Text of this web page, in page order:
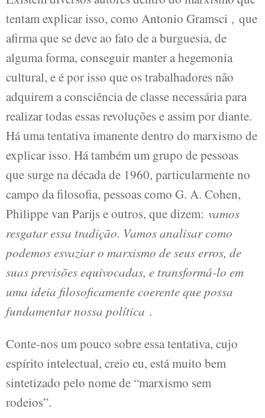
tentam explicar isso, como Antonio Gramsci , que
afirma que se deve ao fato de a burguesia, de
alguma forma, conseguir manter a hegemonia
cultural, e é por isso que os trabalhadores não
adquirem a consciência de classe necessária para
realizar todas essas revoluções e assim por diante.
Há uma tentativa imanente dentro do marxismo de
explicar isso. Há também um grupo de pessoas
que surge na década de 1960, particularmente no
campo da filosofia, pessoas como G. A. Cohen,
Philippe van Parijs e outros, que dizem: vamos
resgatar essa tradição. Vamos analisar como
podemos esvaziar o marxismo de seus erros, de
suas previsões equivocadas, e transformá-lo em
uma ideia filosoficamente coerente que possa
fundamentar nossa política .
Conte-nos um pouco sobre essa tentativa, cujo
espírito intelectual, creio eu, está muito bem
sintetizado pelo nome de “marxismo sem
rodeios”.